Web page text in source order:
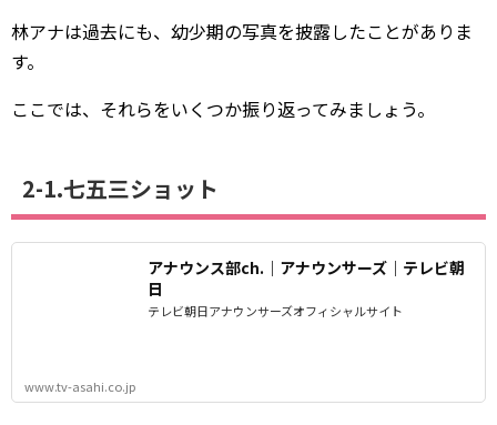
林アナは過去にも、幼少期の写真を披露したことがありま
す。
ここでは、それらをいくつか振り返ってみましょう。
2-1.七五三ショット
アナウンス部ch.｜アナウンサーズ｜テレビ朝
日
テレビ朝日アナウンサーズオフィシャルサイト
www.tv-asahi.co.jp